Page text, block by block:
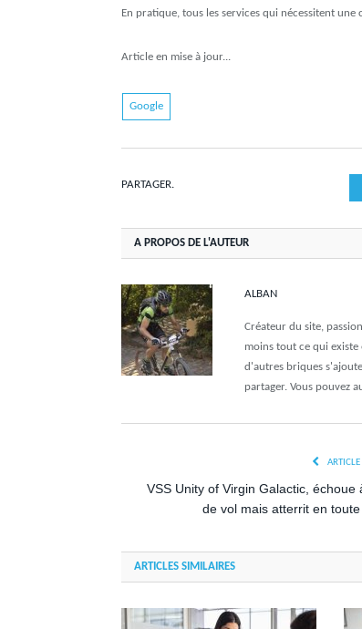
En pratique, tous les services qui nécessitent
Article en mise à jour...
Google
PARTAGER.
A PROPOS DE L'AUTEUR
ALBAN
Créateur du site,
moins tout ce qui existe
d'autres briques
partager. Vous pouvez
ARTICLE
VSS Unity of Virgin Galactic, échoue
de vol mais atterrit en
ARTICLES SIMILAIRES